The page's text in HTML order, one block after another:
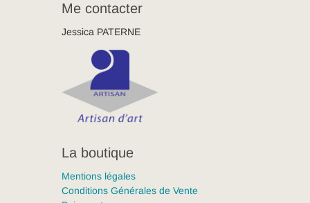
Me contacter
Jessica PATERNE
La boutique
Mentions légales
Conditions Générales de Vente